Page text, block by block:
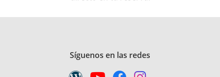
Síguenos en las redes